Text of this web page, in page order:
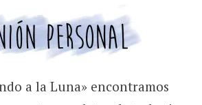
a la Luna» encontramos